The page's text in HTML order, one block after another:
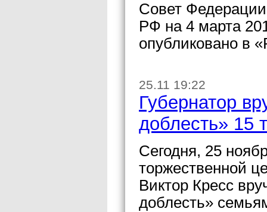
Совет
РФ на 4 марта
опубликовано в
25.11 19:22
Губернатор
доблесть» 15
Сегодня, 25
торжественной
Виктор Кресс
доблесть»